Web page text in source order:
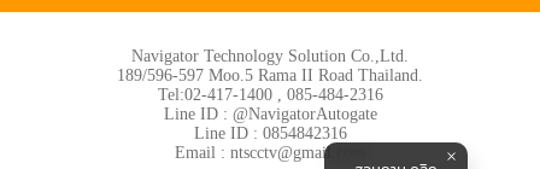
Navigator Technology Solution Co.,Ltd.
189/596-597 Moo.5 Rama II Road Thailand.
Tel:02-417-1400 , 085-484-2316
Line ID : @NavigatorAutogate
Line ID : 0854842316
Email : ntscctv@gmail.com